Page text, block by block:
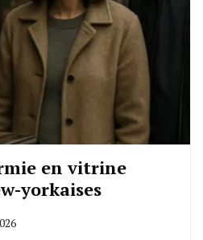
en vitrine
yorkaises